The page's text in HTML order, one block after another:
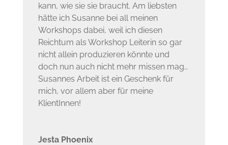
kann, wie sie sie braucht. Am liebsten
hätte ich Susanne bei all meinen
Workshops dabei, weil ich diesen
Reichtum als Workshop Leiterin so gar
nicht allein produzieren könnte und
doch nun auch nicht mehr missen mag…
Susannes Arbeit ist ein Geschenk für
mich, vor allem aber für meine
KlientInnen!
Jesta Phoenix